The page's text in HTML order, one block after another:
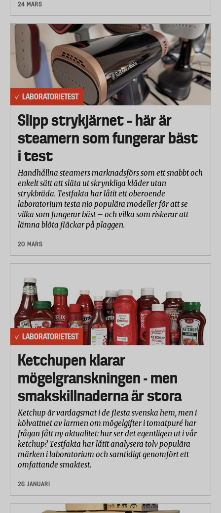
24 MARS
LABORATORIETEST
Slipp strykjärnet – här är
steamern som fungerar bäst
i test
Handhållna steamers marknadsförs som ett snabbt och
enkelt sätt att släta ut skrynkliga kläder utan
strykbräda. Testfakta har låtit ett oberoende
laboratorium testa nio populära modeller för att se
vilka som fungerar bäst – och vilka som riskerar att
lämna blöta fläckar på plaggen.
20 MARS
LABORATORIETEST
Ketchupen klarar
mögelgranskningen - men
smakskillnaderna är stora
Ketchup är vardagsmat i de flesta svenska hem, men i
kölvattnet av larmen om mögelgifter i tomatpuré har
frågan fått ny aktualitet: hur ser det egentligen ut i vår
ketchup? Testfakta har låtit analysera tolv populära
märken i laboratorium och samtidigt genomfört ett
omfattande smaktest.
26 JANUARI